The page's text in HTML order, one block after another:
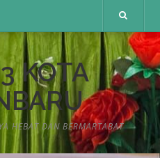
KOTA
HEBAT DAN BERMARTABAT